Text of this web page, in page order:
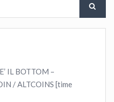
IL BOTTOM –
/ ALTCOINS [time